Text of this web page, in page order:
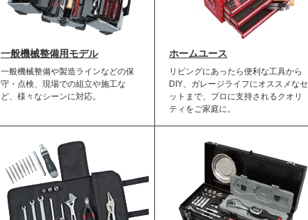
一般機械整備用モデル
一般機械整備や製造ラインなどの保
守・点検、現場での組立や施工な
ど、様々なシーンに対応。
ホームユース
リビングにあったら便利な工具から
DIY、ガレージライフにオススメなセ
ットまで、プロに支持されるクオリ
ティをご家庭に。